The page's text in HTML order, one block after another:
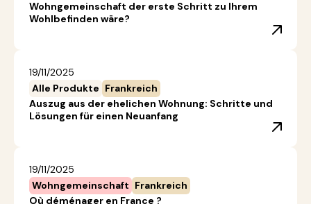
Wohngemeinschaft der erste Schritt zu Ihrem
Wohlbefinden wäre?
19/11/2025
Alle Produkte Frankreich
Auszug aus der ehelichen Wohnung: Schritte und
Lösungen für einen Neuanfang
19/11/2025
Wohngemeinschaft Frankreich
Où déménager en France ?